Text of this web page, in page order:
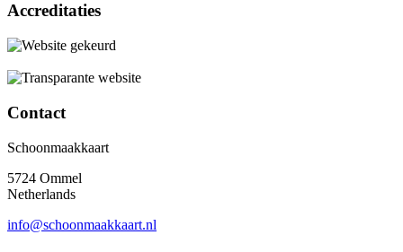
Accreditaties
Contact
Schoonmaakkaart
5724 Ommel
Netherlands
info@schoonmaakkaart.nl